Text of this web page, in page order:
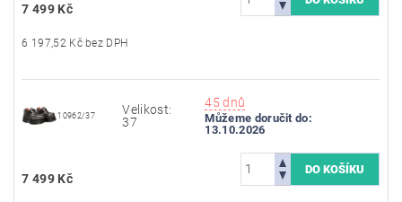
7 499 Kč
6 197,52 Kč bez DPH
10962/37
Velikost:
37
45 dnů
Můžeme doručit do:
13.10.2026
7 499 Kč